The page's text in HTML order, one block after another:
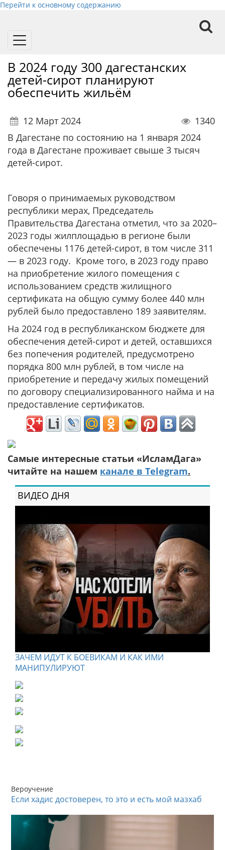
Перейти к основному содержанию
Toggle
В 2024 году 300 дагестанских
детей-сирот планируют
обеспечить жильём
12 Март 2024
1340
В Дагестане по состоянию на 1 января 2024
года в Дагестане проживает свыше 3 тысяч
детей-сирот.
Говоря о принимаемых руководством
республики мерах, Председатель
Правительства Дагестана отметил, что за 2020–
2023 годы жилплощадью в регионе были
обеспечены 1176 детей-сирот, в том числе 311
— в 2023 году. Кроме того, в 2023 году право
на приобретение жилого помещения с
использованием средств жилищного
сертификата на общую сумму более 440 млн
рублей было предоставлено 189 заявителям.
На 2024 год в республиканском бюджете для
обеспечения детей-сирот и детей, оставшихся
без попечения родителей, предусмотрено
порядка 800 млн рублей, в том числе на
приобретение и передачу жилых помещений
по договору специализированного найма и на
предоставление сертификатов.
Самые интересные статьи «ИсламДага»
читайте на нашем канале в Telegram.
ВИДЕО ДНЯ
ЗАЧЕМ ИДУТ К БОЕВИКАМ И КАК ИМИ
МАНИПУЛИРУЮТ
Вероучение
Если хадис достоверен, то это и есть мой мазхаб